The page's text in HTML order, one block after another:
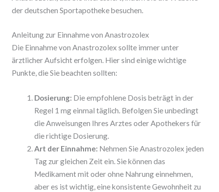
der deutschen Sportapotheke besuchen.
Anleitung zur Einnahme von Anastrozolex
Die Einnahme von Anastrozolex sollte immer unter
ärztlicher Aufsicht erfolgen. Hier sind einige wichtige
Punkte, die Sie beachten sollten:
Dosierung: Die empfohlene Dosis beträgt in der
Regel 1 mg einmal täglich. Befolgen Sie unbedingt
die Anweisungen Ihres Arztes oder Apothekers für
die richtige Dosierung.
Art der Einnahme: Nehmen Sie Anastrozolex jeden
Tag zur gleichen Zeit ein. Sie können das
Medikament mit oder ohne Nahrung einnehmen,
aber es ist wichtig, eine konsistente Gewohnheit zu